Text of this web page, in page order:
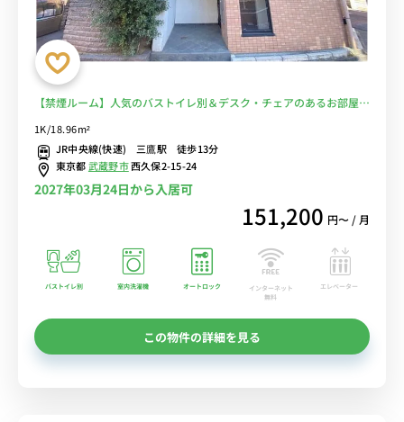
【禁煙ルーム】人気のバストイレ別＆デスク・チェアのあるお部屋♪
パスまで徒歩通学/スーパー･いなげやまで徒歩約4分■選べるWi-Fi格
安レンタル中！
1K/18.96m²
JR中央線(快速) 三鷹駅 徒歩13分
東京都武蔵野市西久保2-15-24
2027年03月24日から入居可
151,200 円〜 / 月
バストイレ別 室内洗濯機 オートロック
インターネット
無料
エレベーター
この物件の詳細を見る